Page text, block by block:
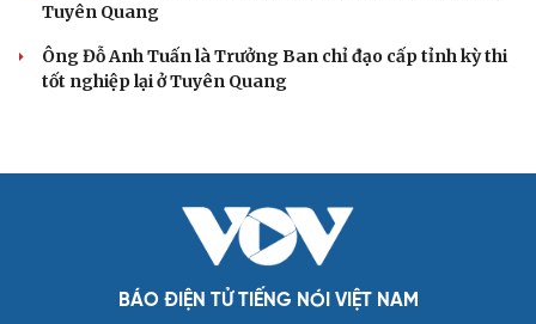
Tuyên Quang
Ông Đỗ Anh Tuấn là Trưởng Ban chỉ đạo cấp tỉnh kỳ thi
tốt nghiệp lại ở Tuyên Quang
BÁO ĐIỆN TỬ TIẾNG NÓI VIỆT NAM